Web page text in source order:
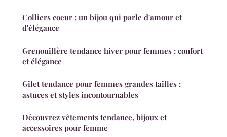
Colliers coeur : un bijou qui parle d'amour et
d'élégance
Grenouillère tendance hiver pour femmes : confort
et élégance
Gilet tendance pour femmes grandes tailles :
astuces et styles incontournables
Découvrez vêtements tendance, bijoux et
accessoires pour femme